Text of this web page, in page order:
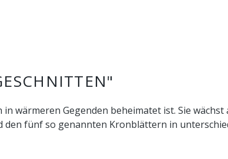
wärmeren Gegenden beheimatet ist. Sie wächst
fünf so genannten Kronblättern in